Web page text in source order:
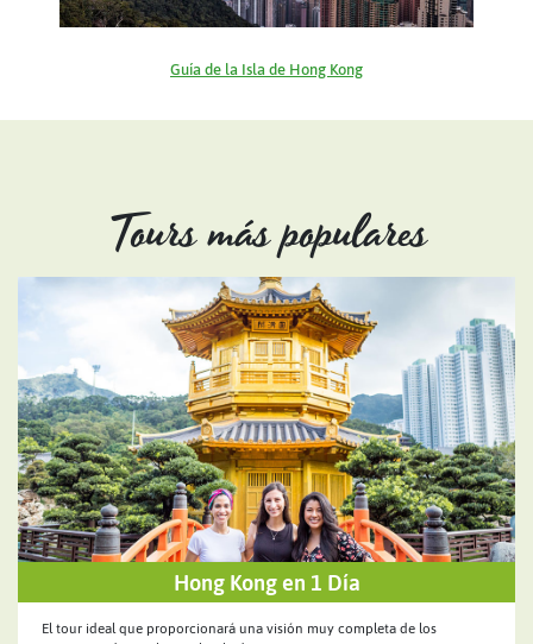
Guía de la Isla de Hong Kong
Tours más populares
Hong Kong en 1 Día
El tour ideal que proporcionará una visión muy completa de los